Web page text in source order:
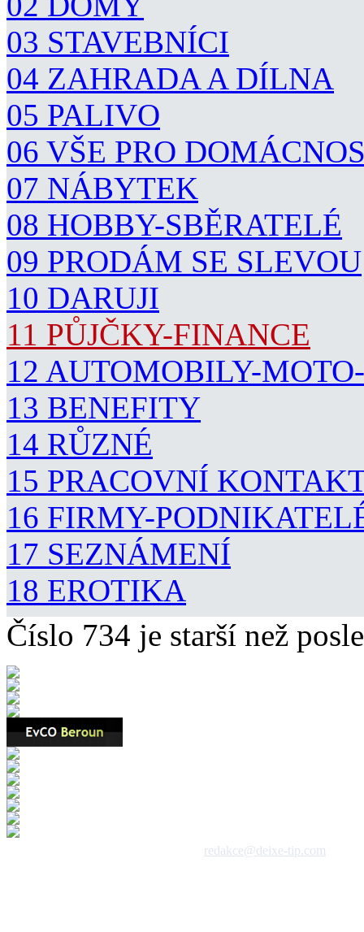
03 STAVEBNÍCI
04 ZAHRADA A DÍLNA
05 PALIVO
06 VŠE PRO
07 NÁBYTEK
08 HOBBY-SBĚRATELÉ
09 PRODÁM SE SLEVOU
10 DARUJI
11 PŮJČKY-FINANCE
12 AUTOMOBILY-
13 BENEFITY
14 RŮZNÉ
15 PRACOVNÍ
16 FIRMY-
17 SEZNÁMENÍ
18 EROTIKA
Číslo 734 je starší než
redakce@deixe-tip.com